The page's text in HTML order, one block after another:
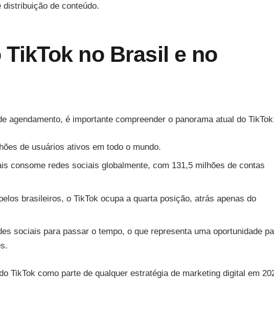
de conteúdo.
no Brasil e no
agendamento, é importante compreender o panorama atual do
de usuários ativos em todo o mundo.
consome redes sociais globalmente, com 131,5 milhões de contas
brasileiros, o TikTok ocupa a quarta posição, atrás apenas do
sociais para passar o tempo, o que representa uma oportunidade
TikTok como parte de qualquer estratégia de marketing digital em